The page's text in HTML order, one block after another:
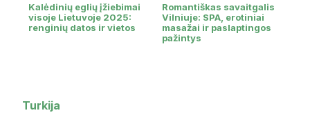
Kalėdinių eglių įžiebimai
visoje Lietuvoje 2025:
renginių datos ir vietos
Romantiškas savaitgalis
Vilniuje: SPA, erotiniai
masažai ir paslaptingos
pažintys
Turkija